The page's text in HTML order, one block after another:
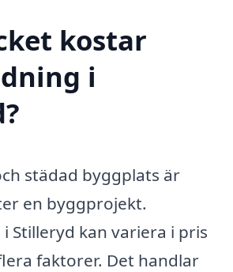
kostar
i
städad byggplats är
en byggprojekt.
Stilleryd kan variera i pris
faktorer. Det handlar